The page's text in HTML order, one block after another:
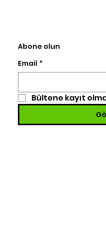
Abone olun
Email *
Bültene kayıt